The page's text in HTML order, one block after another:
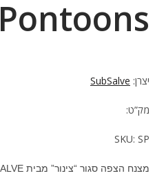
Pontoons
יצרן: SubSalve
מק”ט:
SKU: SP
מצנח הצפה סגור “צינור” מבית SUB SALVE חזקים במיוחד!